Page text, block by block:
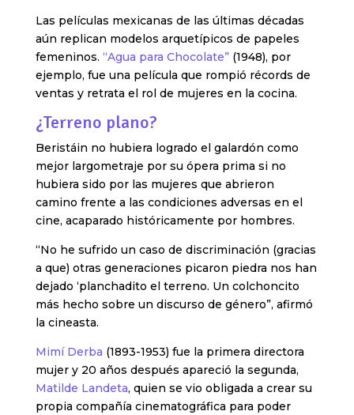
Las películas mexicanas de las últimas décadas
aún replican modelos arquetípicos de papeles
femeninos. “Agua para Chocolate”(1948), por
ejemplo, fue una película que rompió récords de
ventas y retrata el rol de mujeres en la cocina.
¿Terreno plano?
Beristáin no hubiera logrado el galardón como
mejor largometraje por su ópera prima si no
hubiera sido por las mujeres que abrieron
camino frente a las condiciones adversas en el
cine, acaparado históricamente por hombres.
“No he sufrido un caso de discriminación (gracias
a que) otras generaciones picaron piedra nos han
dejado ‘planchadito el terreno. Un colchoncito
más hecho sobre un discurso de género”, afirmó
la cineasta.
Mimí Derba (1893-1953) fue la primera directora
mujer y 20 años después apareció la segunda,
Matilde Landeta, quien se vio obligada a crear su
propia compañía cinematográfica para poder